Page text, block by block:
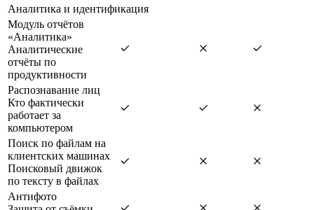
Аналитика и идентификация
Модуль отчётов
«Аналитика»
Аналитические
отчёты по
продуктивности
Распознавание лиц
Кто фактически
работает за
компьютером
Поиск по файлам на
клиентских машинах
Поисковый движок
по тексту в файлах
Антифото